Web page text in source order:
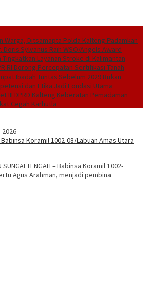
Warga, Ditsamapta Polda Kalteng Padamkan
Doris Sylvanus Raih WSO/Angels Award
Layanan Stroke di Kalimantan
RI Dorong Percepatan Sertifikasi Tanah
Ibadah Tuntas Sebelum 2029Bukan
dan Etika Jadi Fondasi Utama
III DPRD Kalteng Keberatan Pemadaman
Cegah Karhutla
2026
Koramil 1002-08/Labuan Amas Utara
TENGAH – Babinsa Koramil 1002-
Agus Arahman, menjadi pembina